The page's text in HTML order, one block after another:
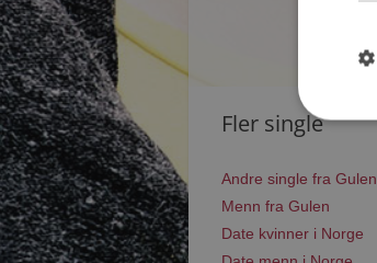
Fler single
Andre single fra Gulen
Menn fra Gulen
Date kvinner i Norge